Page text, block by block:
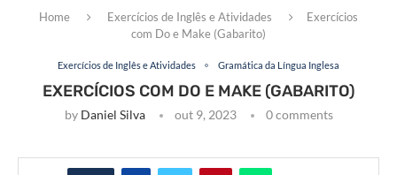
Home Exercícios de Inglês e Atividades
Exercícios
com Do e Make (Gabarito)
Exercícios de Inglês e Atividades Gramática da Língua Inglesa
EXERCÍCIOS COM DO E MAKE (GABARITO)
by Daniel Silva out 9, 2023 0 comments